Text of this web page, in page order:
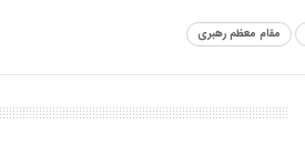
مقام معظم رهبری